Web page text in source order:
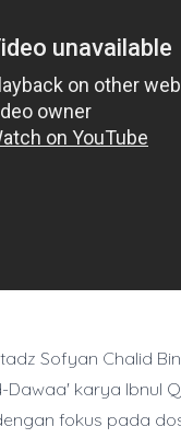
Sofyan Chalid
karya Ibnul
fokus pada